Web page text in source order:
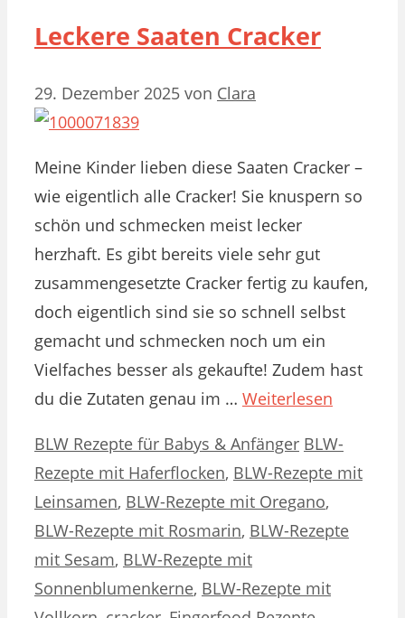
Leckere Saaten Cracker
29. Dezember 2025 von Clara
Meine Kinder lieben diese Saaten Cracker –
wie eigentlich alle Cracker! Sie knuspern so
schön und schmecken meist lecker
herzhaft. Es gibt bereits viele sehr gut
zusammengesetzte Cracker fertig zu kaufen,
doch eigentlich sind sie so schnell selbst
gemacht und schmecken noch um ein
Vielfaches besser als gekaufte! Zudem hast
du die Zutaten genau im … Weiterlesen
Kategorien
BLW Rezepte für Babys & Anfänger Schlagwörter
BLW-
Rezepte mit Haferflocken, BLW-Rezepte mit
Leinsamen, BLW-Rezepte mit Oregano,
BLW-Rezepte mit Rosmarin, BLW-Rezepte
mit Sesam, BLW-Rezepte mit
Sonnenblumenkerne, BLW-Rezepte mit